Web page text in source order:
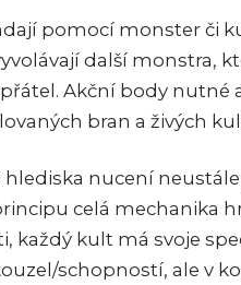
pomocí monster či
další monstra,
Akční body nutné
bran a živých
hlediska nucení
celá mechanika
každý kult má svoje
schopností, ale v